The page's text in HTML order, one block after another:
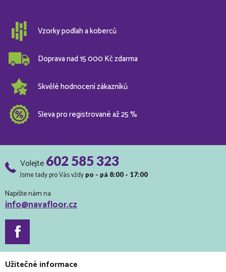
Vzorky podlah a koberců
Doprava nad 15 000 Kč zdarma
Skvělé hodnocení zákazníků
Sleva pro registrované až 25 %
Volejte602 585 323
Jsme tady pro Vás vždy po - pá 8:00 - 17:00
Napište nám na
info@navafloor.cz
Užitečné informace